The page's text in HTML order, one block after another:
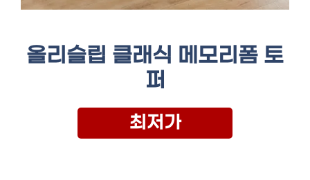
올리슬립 클래식 메모리폼 토
퍼
최저가